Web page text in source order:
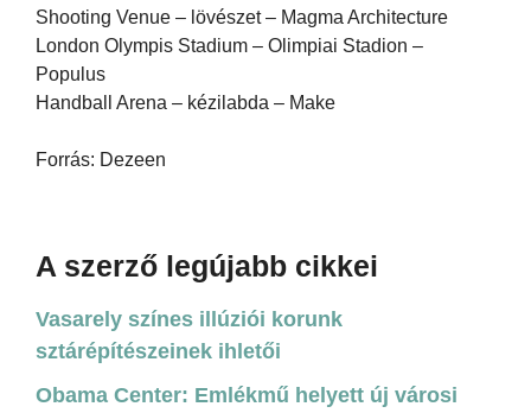
Shooting Venue – lövészet – Magma Architecture
London Olympis Stadium – Olimpiai Stadion –
Populus
Handball Arena – kézilabda – Make
Forrás: Dezeen
A szerző legújabb cikkei
Vasarely színes illúziói korunk
sztárépítészeinek ihletői
Obama Center: Emlékmű helyett új városi